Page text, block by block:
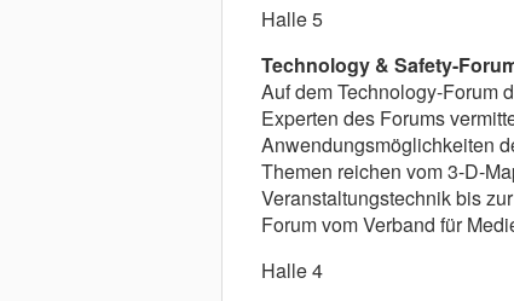
Halle 5
Technology & Safety-
Auf dem Technology-Forum
Experten des Forums
Anwendungsmöglichkeiten
Themen reichen vom 3-D-
Veranstaltungstechnik bis
Forum vom Verband für
Halle 4